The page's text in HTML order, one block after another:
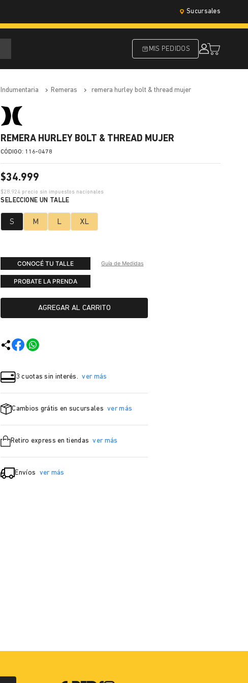
Sucursales
MIS PEDIDOS
indumentaria remeras remera hurley bolt & thread mujer
REMERA HURLEY BOLT & THREAD MUJER
: 116-0478
$34.999
$28.924 precio sin impuestos nacionales
S M L XL
CONOCÉ TU TALLE Guía de Medidas
PROBATE LA PRENDA
AGREGAR AL CARRITO
3 cuotas sin interés. ver más
Cambios grátis en sucursales ver más
Retiro express en tiendas ver más
Envíos ver más